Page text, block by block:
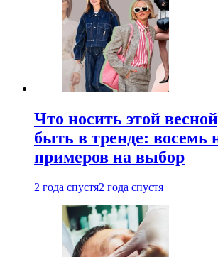
Что носить этой
быть в тренде: восемь
примеров на выбор
2 года спустя2 года спустя